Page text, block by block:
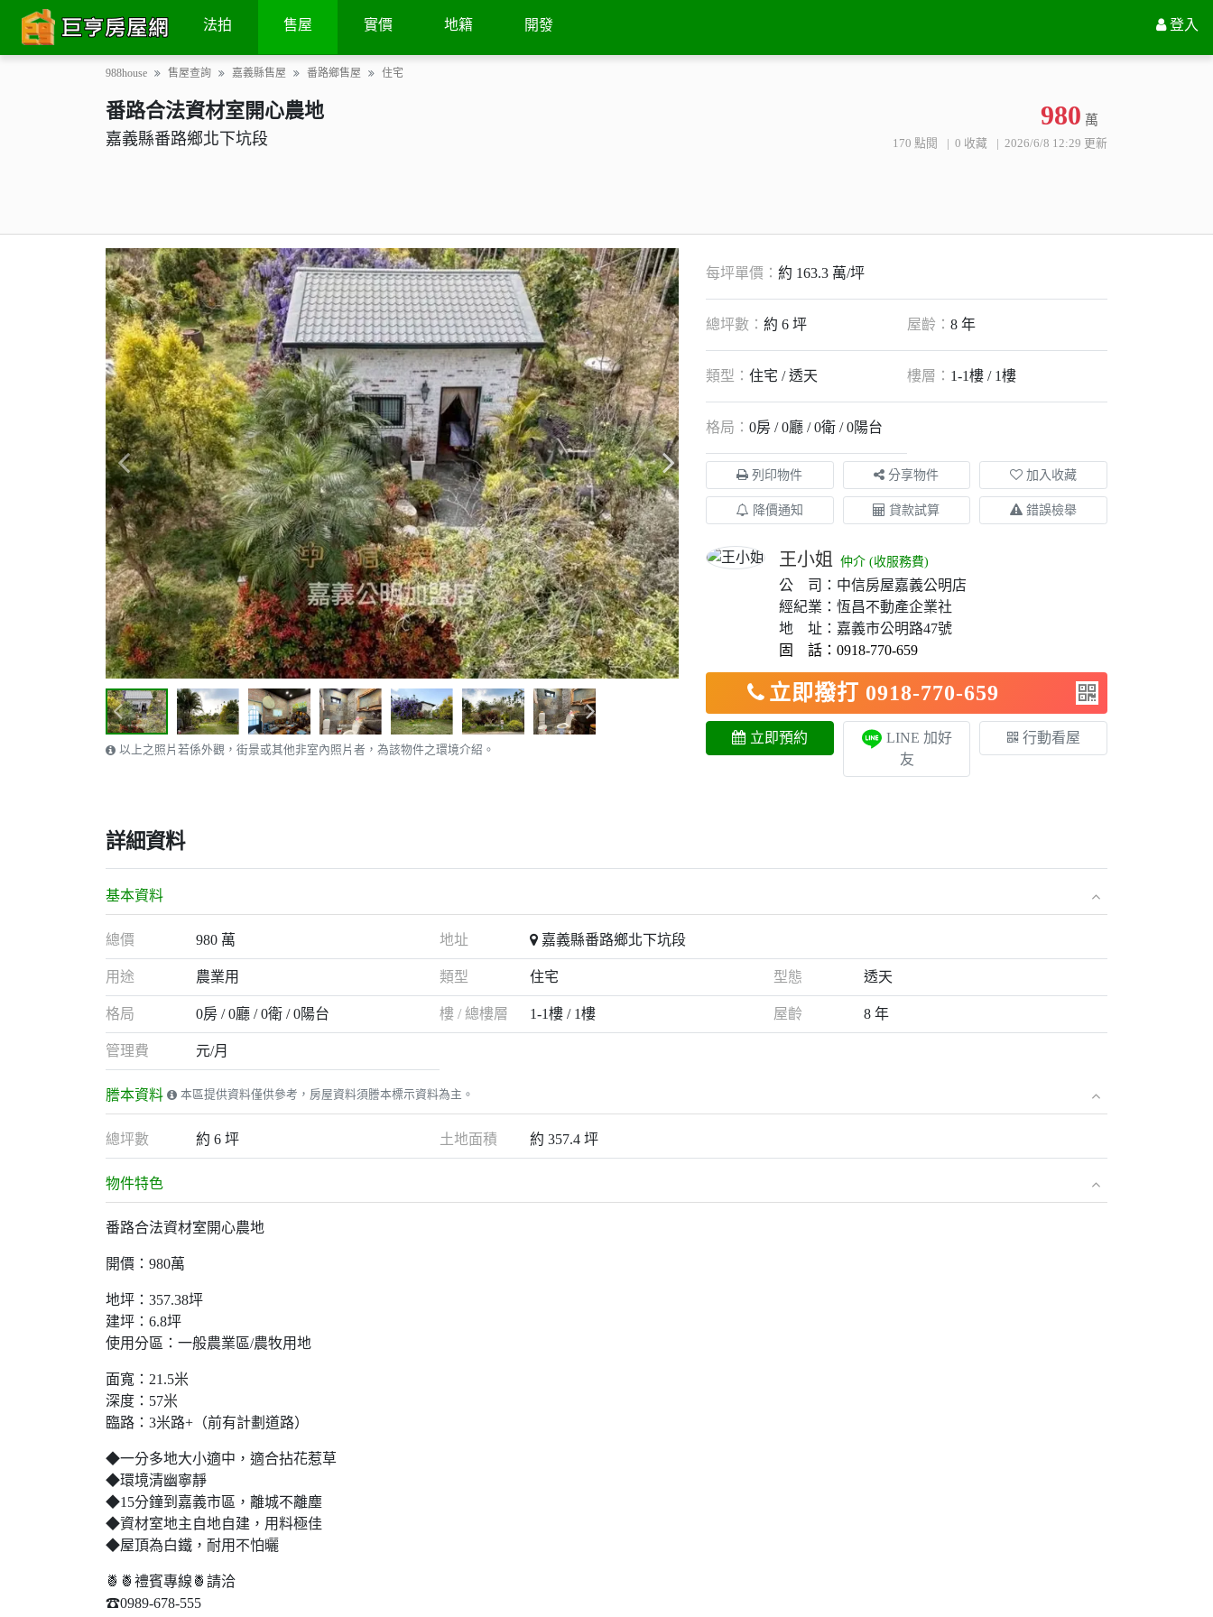
法拍 售屋 實價 地籍 開發 登入
988house 售屋查詢 嘉義縣售屋 番路鄉售屋 住宅
基本資料 謄本資料 物件特色 詳細圖片
番路合法資材室開心農地
嘉義縣番路鄉北下坑段
980 萬
170 點閱 0 收藏 2026/6/8 12:29 更新
以上之照片若係外觀，街景或其他非室內照片者，為該物件之環境介紹。
每坪單價： 約 163.3 萬/坪
總坪數： 約 6 坪 屋齡： 8 年
類型： 住宅 / 透天 樓層： 1-1樓 / 1樓
格局： 0房 0廳 0衛 0陽台
列印物件 分享物件 加入收藏
降價通知 貸款試算 錯誤檢舉
王小姐 仲介 (收服務費)
公 司：中信房屋嘉義公明店
經紀業：恆昌不動產企業社
地 址：嘉義市公明路47號
固 話：0918-770-659
立即撥打 0918-770-659
立即預約
LINE 加好
友
行動看屋
詳細資料
基本資料
總價 980 萬 地址 嘉義縣番路鄉北下坑段
用途 農業用 類型 住宅 型態 透天
格局 0房 0廳 0衛 0陽台 樓 / 總樓層 1-1樓 / 1樓 屋齡 8 年
管理費 元/月
謄本資料 本區提供資料僅供參考，房屋資料須謄本標示資料為主。
總坪數 約 6 坪 土地面積 約 357.4 坪
物件特色
番路合法資材室開心農地
開價：980萬
地坪：357.38坪
建坪：6.8坪
使用分區：一般農業區/農牧用地
面寬：21.5米
深度：57米
臨路：3米路+（前有計劃道路）
◆一分多地大小適中，適合拈花惹草
◆環境清幽寧靜
◆15分鐘到嘉義市區，離城不離塵
◆資材室地主自地自建，用料極佳
◆屋頂為白鐵，耐用不怕曬
🍍🍍禮賓專線🍍請洽
☎0989-678-555